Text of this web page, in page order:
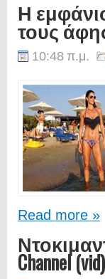
Η
τους
10:48 π.μ.
Read more »
Channel (vid)